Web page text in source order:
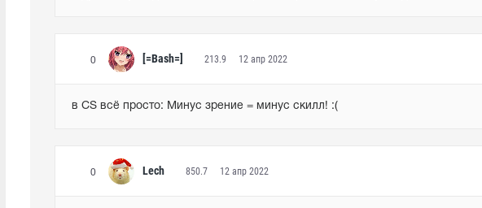
0 [=Bash=] 213.9 12 апр 2022
в CS всё просто: Минус зрение = минус скилл! :(
0 Lech 850.7 12 апр 2022